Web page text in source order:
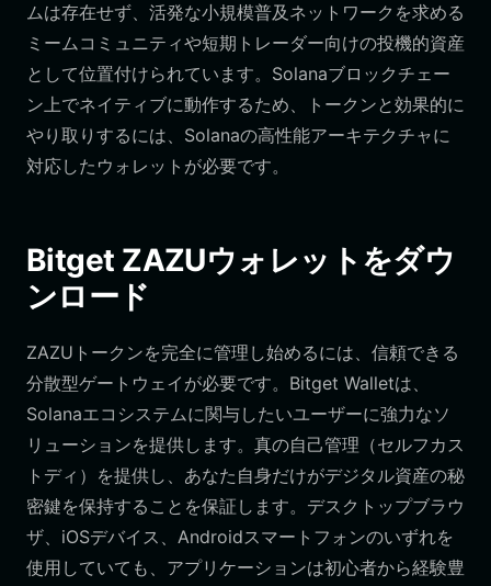
ムは存在せず、活発な小規模普及ネットワークを求める
ミームコミュニティや短期トレーダー向けの投機的資産
として位置付けられています。Solanaブロックチェー
ン上でネイティブに動作するため、トークンと効果的に
やり取りするには、Solanaの高性能アーキテクチャに
対応したウォレットが必要です。
Bitget ZAZUウォレットをダウ
ンロード
ZAZUトークンを完全に管理し始めるには、信頼できる
分散型ゲートウェイが必要です。Bitget Walletは、
Solanaエコシステムに関与したいユーザーに強力なソ
リューションを提供します。真の自己管理（セルフカス
トディ）を提供し、あなた自身だけがデジタル資産の秘
密鍵を保持することを保証します。デスクトップブラウ
ザ、iOSデバイス、Androidスマートフォンのいずれを
使用していても、アプリケーションは初心者から経験豊